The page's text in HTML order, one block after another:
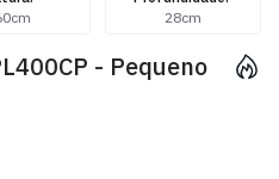
28cm
- Pequeno